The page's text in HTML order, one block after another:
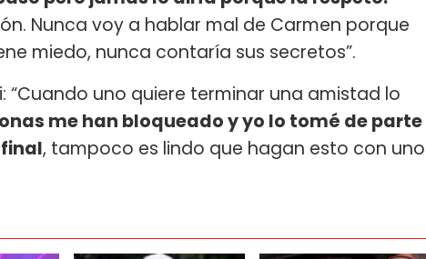
Nunca voy a hablar mal de Carmen porque
miedo, nunca contaría sus secretos”.
“Cuando uno quiere terminar una amistad lo
me han bloqueado y yo lo tomé de parte
, tampoco es lindo que hagan esto con